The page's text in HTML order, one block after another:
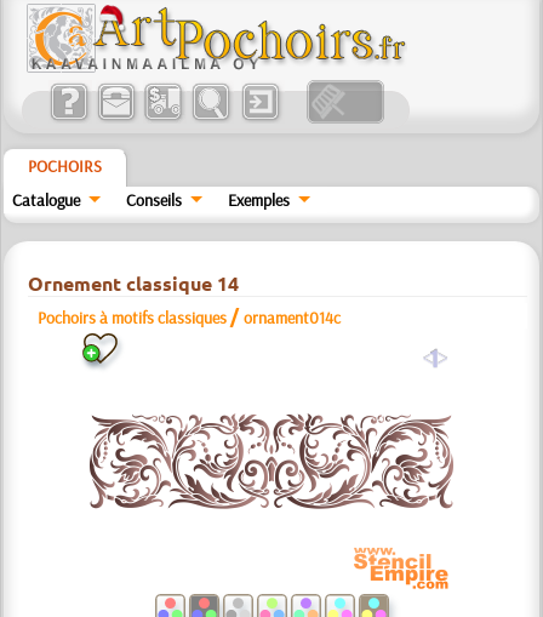
POCHOIRS
Catalogue
Conseils Exemples
Ornement classique 14
Pochoirs à motifs classiques /ornament014c
a